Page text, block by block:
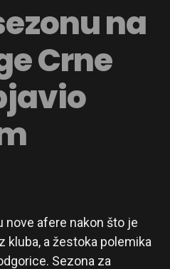
na
Crne
nove afere nakon što je
kluba, a žestoka polemika
Sezona za